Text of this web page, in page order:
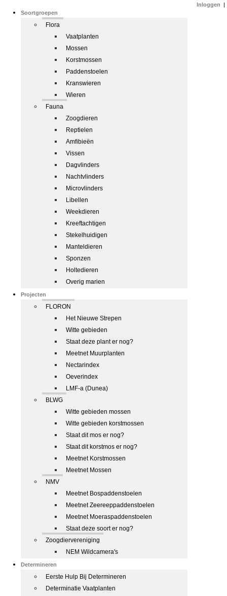
Soortgroepen
Flora
Vaatplanten
Mossen
Korstmossen
Paddenstoelen
Kranswieren
Wieren
Fauna
Zoogdieren
Reptielen
Amfibieën
Vissen
Dagvlinders
Nachtvlinders
Microvlinders
Libellen
Weekdieren
Kreeftachtigen
Stekelhuidigen
Manteldieren
Sponzen
Holtedieren
Overig marien
Projecten
FLORON
Het Nieuwe Strepen
Witte gebieden
Staat deze plant er nog?
Meetnet Muurplanten
Nectarindex
Oeverindex
LMF-a (Dunea)
BLWG
Witte gebieden mossen
Witte gebieden korstmossen
Staat dit mos er nog?
Staat dit korstmos er nog?
Meetnet Korstmossen
Meetnet Mossen
NMV
Meetnet Bospaddenstoelen
Meetnet Zeereeppaddenstoelen
Meetnet Moeraspaddenstoelen
Staat deze soort er nog?
Zoogdiervereniging
NEM Wildcamera's
Determineren
Eerste Hulp Bij Determineren
Determinatie Vaatplanten
Inloggen |